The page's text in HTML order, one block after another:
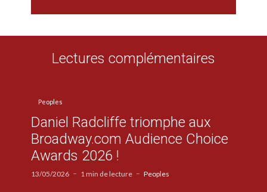
Lectures complémentaires
Peoples
Daniel Radcliffe triomphe aux
Broadway.com Audience Choice
Awards 2026 !
13/05/2026 1 min de lecture Peoples